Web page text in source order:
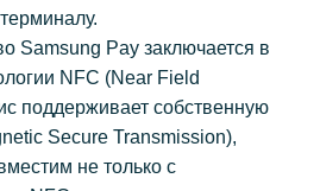
Samsung Pay заключается в
NFC (Near Field
поддерживает собственную
Secure Transmission),
не только с